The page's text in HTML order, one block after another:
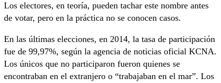
Los electores, en teoría, pueden tachar este nombre antes
de votar, pero en la práctica no se conocen casos.
En las últimas elecciones, en 2014, la tasa de participación
fue de 99,97%, según la agencia de noticias oficial KCNA.
Los únicos que no participaron fueron quienes se
encontraban en el extranjero o “trabajaban en el mar”. Los